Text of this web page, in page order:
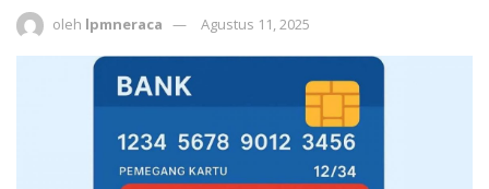
oleh lpmneraca Agustus 11, 2025